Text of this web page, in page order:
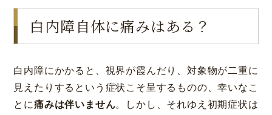
白内障自体に痛みはある？
白内障にかかると、視界が霞んだり、対象物が二重に
見えたりするという症状こそ呈するものの、幸いなこ
とに痛みは伴いません。しかし、それゆえ初期症状は